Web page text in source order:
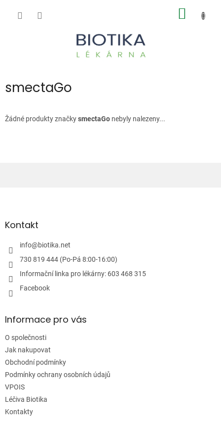
smectaGo
Žádné produkty značkysmectaGo nebyly nalezeny...
aKontakt
info@biotika.net
730 819 444 (Po-Pá 8:00-16:00)
Informační linka pro lékárny: 603 468 315
Facebook
Informace pro vás
O společnosti
Jak nakupovat
Obchodní podmínky
Podmínky ochrany osobních údajů
VPOIS
Léčiva Biotika
Kontakty